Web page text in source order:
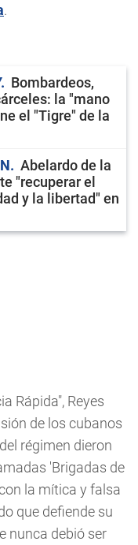
.
Bombardeos,
la "mano
el "Tigre" de la
Abelardo de la
"recuperar el
y la libertad" en
Rápida", Reyes
de los cubanos
régimen dieron
'Brigadas de
la mítica y falsa
que defiende su
nunca debió ser